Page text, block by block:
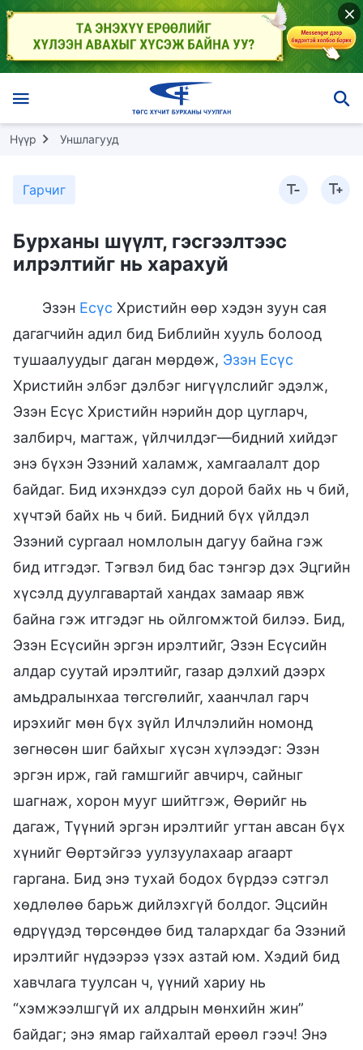
Нүүр Уншлагууд
Гарчиг
Бурханы шүүлт, гэсгээлтээс
илрэлтийг нь харахуй
Эзэн Есүс Христийн өөр хэдэн зуун сая
дагагчийн адил бид Библийн хууль болоод
тушаалуудыг даган мөрдөж, Эзэн Есүс
Христийн элбэг дэлбэг нигүүлслийг эдэлж,
Эзэн Есүс Христийн нэрийн дор цугларч,
залбирч, магтаж, үйлчилдэг—бидний хийдэг
энэ бүхэн Эзэний халамж, хамгаалалт дор
байдаг. Бид ихэнхдээ сул дорой байх нь ч бий,
хүчтэй байх нь ч бий. Бидний бүх үйлдэл
Эзэний сургаал номлолын дагуу байна гэж
бид итгэдэг. Тэгвэл бид бас тэнгэр дэх Эцгийн
хүсэлд дуулгавартай хандах замаар явж
байна гэж итгэдэг нь ойлгомжтой билээ. Бид,
Эзэн Есүсийн эргэн ирэлтийг, Эзэн Есүсийн
алдар суутай ирэлтийг, газар дэлхий дээрх
амьдралынхаа төгсгөлийг, хаанчлал гарч
ирэхийг мөн бүх зүйл Илчлэлийн номонд
зөгнөсөн шиг байхыг хүсэн хүлээдэг: Эзэн
эргэн ирж, гай гамшгийг авчирч, сайныг
шагнаж, хорон мууг шийтгэж, Өөрийг нь
дагаж, Түүний эргэн ирэлтийг угтан авсан бүх
хүнийг Өөртэйгээ уулзуулахаар агаарт
гаргана. Бид энэ тухай бодох бүрдээ сэтгэл
хөдлөлөө барьж дийлэхгүй болдог. Эцсийн
өдрүүдэд төрсөндөө бид талархдаг ба Эзэний
ирэлтийг нүдээрээ үзэх азтай юм. Хэдий бид
хавчлага туулсан ч, үүний хариу нь
“хэмжээлшгүй их алдрын мөнхийн жин”
байдаг; энэ ямар гайхалтай ерөөл гээч! Энэ